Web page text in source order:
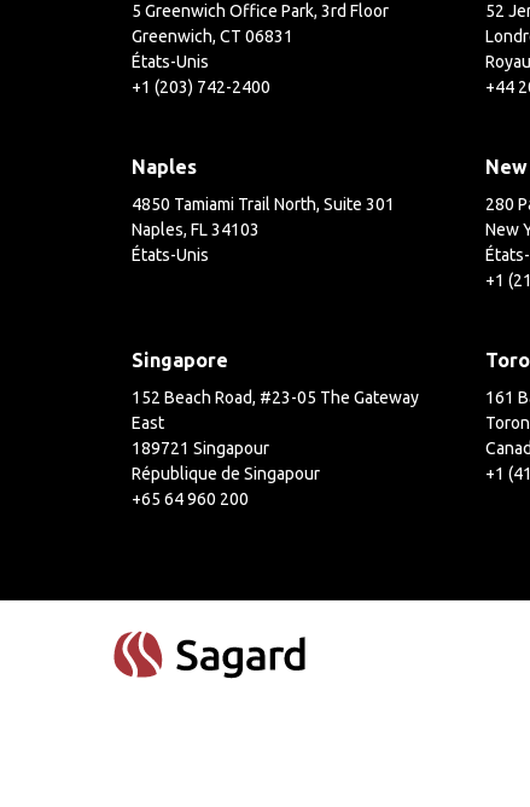
5 Greenwich Office Park, 3rd Floor
Greenwich, CT 06831
États-Unis
+1 (203) 742-2400
52
+44
Naples
4850 Tamiami Trail North, Suite 301
Naples, FL 34103
États-Unis
280
New
+1
Singapore
152 Beach Road, #23-05 The Gateway
East
189721 Singapour
République de Singapour
+65 64 960 200
161
+1